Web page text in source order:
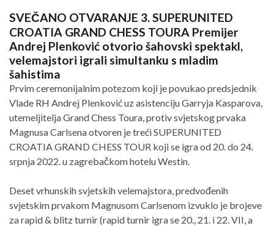
SVEČANO OTVARANJE 3. SUPERUNITED
CROATIA GRAND CHESS TOURA Premijer
Andrej Plenković otvorio šahovski spektakl,
velemajstori igrali simultanku s mladim
šahistima
Prvim ceremonijalnim potezom koji je povukao predsjednik
Vlade RH Andrej Plenković uz asistenciju Garryja Kasparova,
utemeljitelja Grand Chess Toura, protiv svjetskog prvaka
Magnusa Carlsena otvoren je treći SUPERUNITED
CROATIA GRAND CHESS TOUR koji se igra od 20. do 24.
srpnja 2022. u zagrebačkom hotelu Westin.
Deset vrhunskih svjetskih velemajstora, predvođenih
svjetskim prvakom Magnusom Carlsenom izvuklo je brojeve
za rapid & blitz turnir (rapid turnir igra se 20., 21. i 22. VII, a